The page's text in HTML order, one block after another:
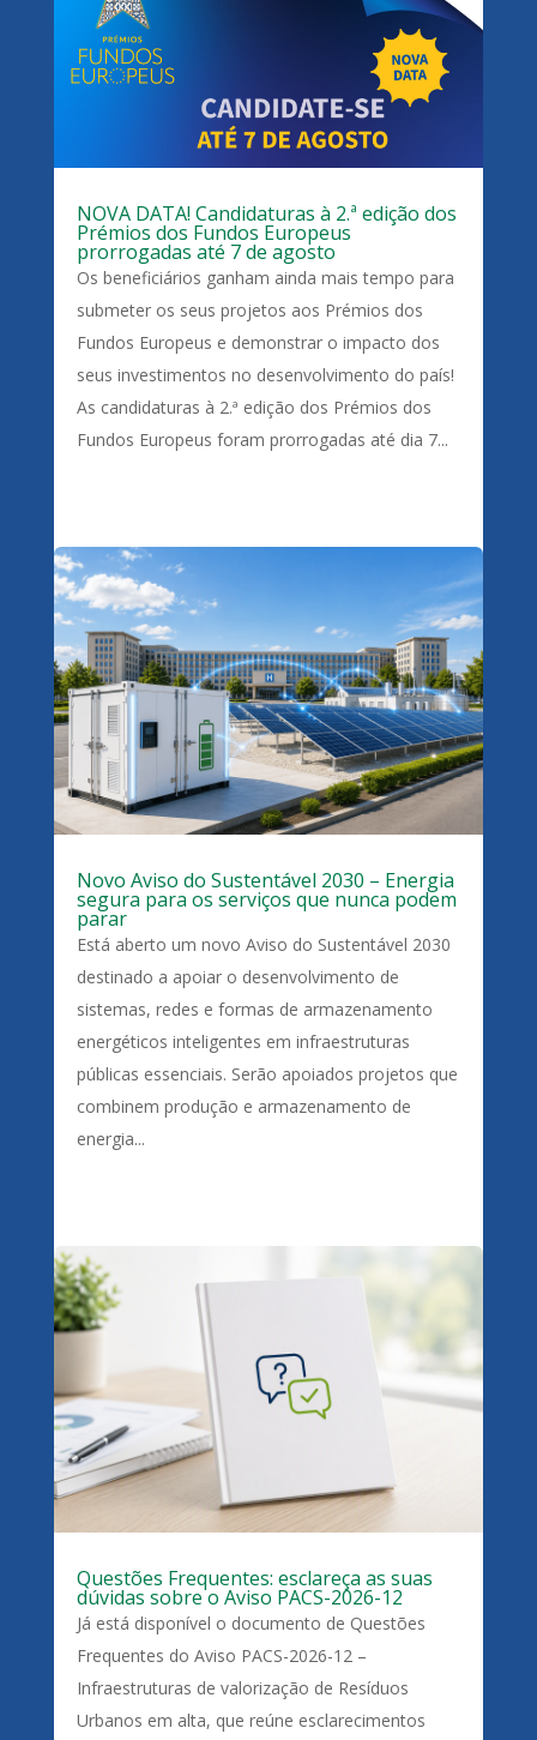
NOVA DATA! Candidaturas à 2.ª edição dos
Prémios dos Fundos Europeus
prorrogadas até 7 de agosto
Os beneficiários ganham ainda mais tempo para
submeter os seus projetos aos Prémios dos
Fundos Europeus e demonstrar o impacto dos
seus investimentos no desenvolvimento do país!
As candidaturas à 2.ª edição dos Prémios dos
Fundos Europeus foram prorrogadas até dia 7...
Novo Aviso do Sustentável 2030 – Energia
segura para os serviços que nunca podem
parar
Está aberto um novo Aviso do Sustentável 2030
destinado a apoiar o desenvolvimento de
sistemas, redes e formas de armazenamento
energéticos inteligentes em infraestruturas
públicas essenciais. Serão apoiados projetos que
combinem produção e armazenamento de
energia...
Questões Frequentes: esclareça as suas
dúvidas sobre o Aviso PACS-2026-12
Já está disponível o documento de Questões
Frequentes do Aviso PACS-2026-12 –
Infraestruturas de valorização de Resíduos
Urbanos em alta, que reúne esclarecimentos